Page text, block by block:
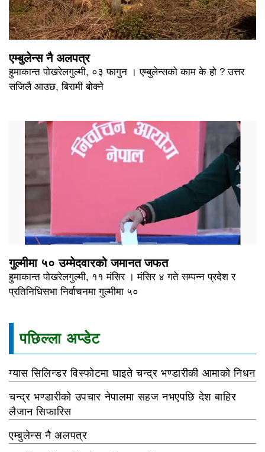
एम्बुलेन्स नै अलपत्र
हुमाकान्त पोखरेलगुल्मी, ०३ फागुन । एम्बुलेन्सको काम के हो ? उत्तर
सजिलै आउछ, बिरामी बोक्ने
गुल्मीमा ५० उम्मेदवारको जमानत जफत
हुमाकान्त पोखरेलगुल्मी, ११ मंसिर । मंसिर ४ गते सम्पन्न प्रदेश र
प्रतिनिधिसभा निर्वाचनमा गुल्मीमा ५०
पछिल्ला अप्डेट
ग्यास सिलिन्डर विस्फोटमा घाइते चन्द्र भण्डारीकी आमाको निधन
चन्द्र भण्डारीको उपचार नेपालमा सहज नभएपछि देश बाहिर
लैजान सिफारिस
एम्बुलेन्स नै अलपत्र